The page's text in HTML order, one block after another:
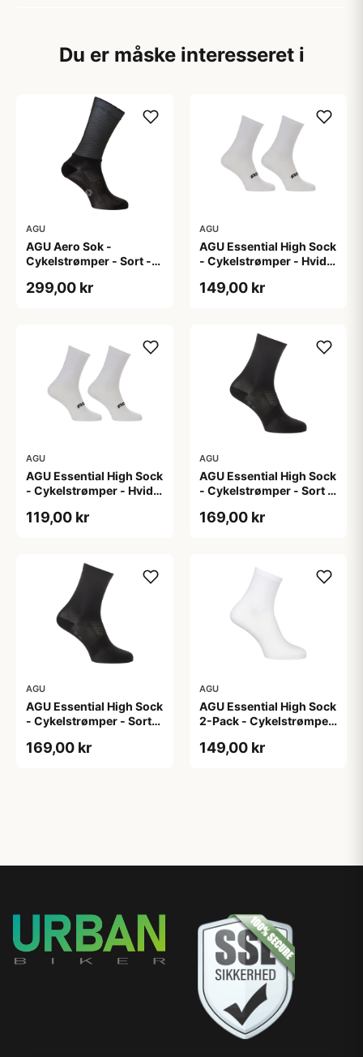
Du er måske interesseret i
AGU
AGU Aero Sok -
Cykelstrømper - Sort -
299,00 kr
AGU
AGU Essential High Sock
- Cykelstrømper - Hvid -
149,00 kr
AGU
AGU Essential High Sock
- Cykelstrømper - Hvid -
119,00 kr
AGU
AGU Essential High Sock
- Cykelstrømper - Sort -
169,00 kr
AGU
AGU Essential High Sock
- Cykelstrømper - Sort-
169,00 kr
AGU
AGU Essential High Sock
2-Pack - Cykelstrømper
149,00 kr